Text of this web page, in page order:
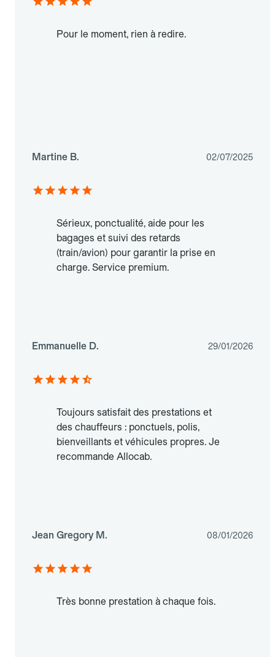
Pour le moment, rien à redire.
Martine B. 02/07/2025
Sérieux, ponctualité, aide pour les
bagages et suivi des retards
(train/avion) pour garantir la prise en
charge. Service premium.
Emmanuelle D. 29/01/2026
Toujours satisfait des prestations et
des chauffeurs : ponctuels, polis,
bienveillants et véhicules propres. Je
recommande Allocab.
Jean Gregory M. 08/01/2026
Très bonne prestation à chaque fois.